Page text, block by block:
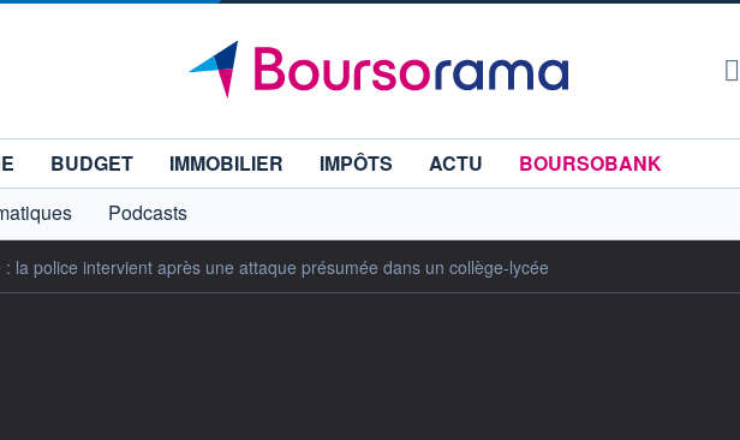
BUDGET IMMOBILIER IMPÔTS ACTU
BOURSOBANK
Podcasts
: la police intervient après une attaque présumée dans un collège-lycée